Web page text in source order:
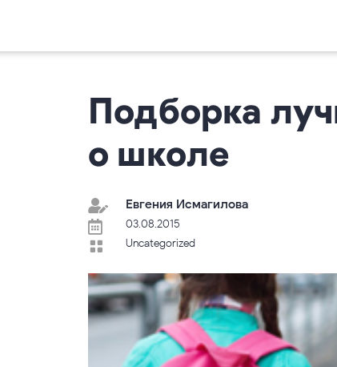
Подборка
о школе
 Евгения Исмагилова
 03.08.2015
 Uncategorized